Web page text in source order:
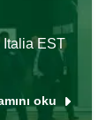
Italia EST
oku